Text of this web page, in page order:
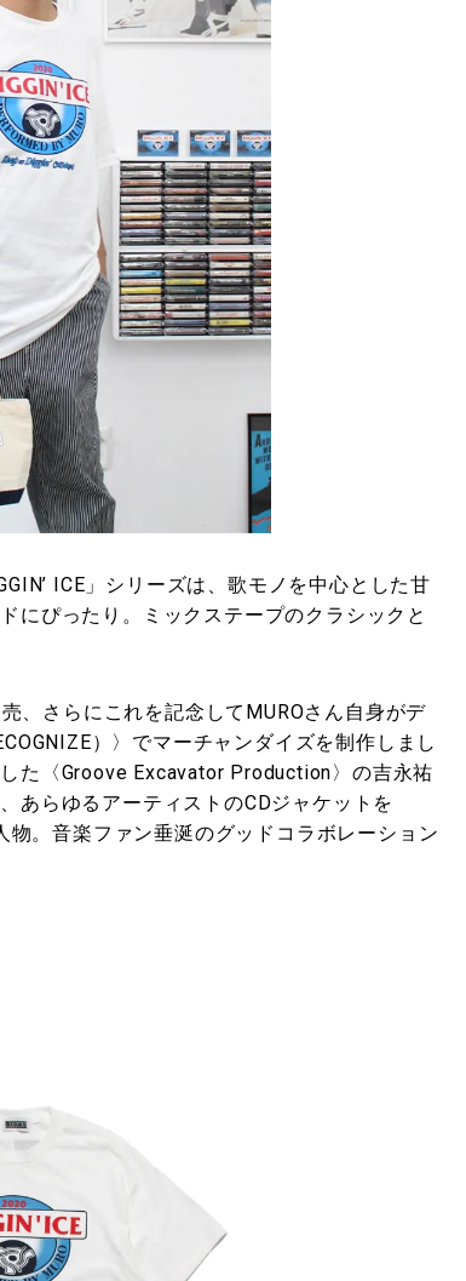
ICE」シリーズは、歌モノを中心とした甘
にぴったり。ミックステープのクラシックと
、さらにこれを記念してMUROさん自身がデ
）〉でマーチャンダイズを制作しまし
た〈Groove Excavator Production〉の吉永祐
あらゆるアーティストのCDジャケットを
。音楽ファン垂涎のグッドコラボレーション